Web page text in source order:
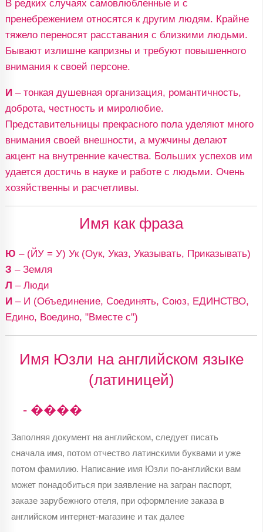
В редких случаях самовлюбленные и с
пренебрежением относятся к другим людям. Крайне
тяжело переносят расставания с близкими людьми.
Бывают излишне капризны и требуют повышенного
внимания к своей персоне.
И – тонкая душевная организация, романтичность,
доброта, честность и миролюбие.
Представительницы прекрасного пола уделяют много
внимания своей внешности, а мужчины делают
акцент на внутренние качества. Больших успехов им
удается достичь в науке и работе с людьми. Очень
хозяйственны и расчетливы.
Имя как фраза
Ю – (ЙУ = У) Ук (Оук, Указ, Указывать, Приказывать)
З – Земля
Л – Люди
И – И (Объединение, Соединять, Союз, ЕДИНСТВО,
Едино, Воедино, "Вместе с")
Имя Юзли на английском языке
(латиницей)
- ����
Заполняя документ на английском, следует писать
сначала имя, потом отчество латинскими буквами и уже
потом фамилию. Написание имя Юзли по-английски вам
может понадобиться при заявление на загран паспорт,
заказе зарубежного отеля, при оформление заказа в
английском интернет-магазине и так далее